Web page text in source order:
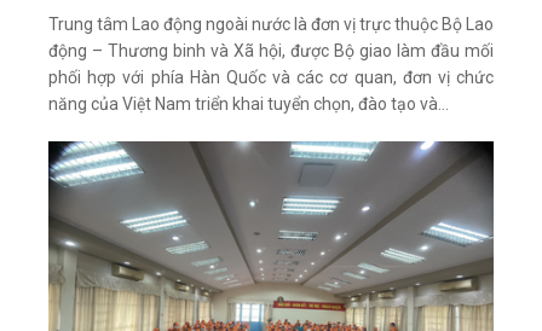
Trung tâm Lao động ngoài nước là đơn vị trực thuộc Bộ Lao
động – Thương binh và Xã hội, được Bộ giao làm đầu mối
phối hợp với phía Hàn Quốc và các cơ quan, đơn vị chức
năng của Việt Nam triển khai tuyển chọn, đào tạo và...